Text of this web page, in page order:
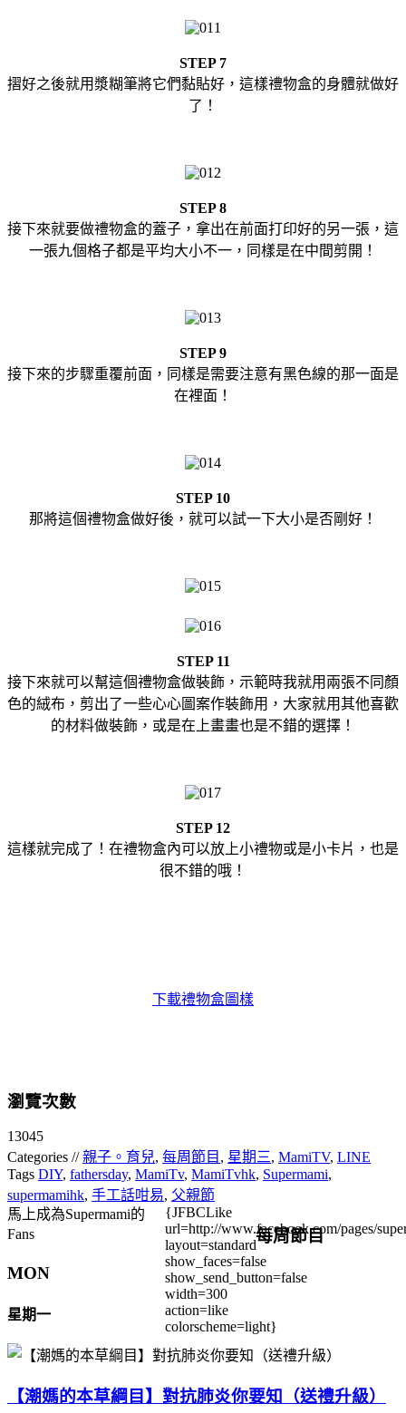
STEP 7
摺好之後就用漿糊筆將它們黏貼好，這樣禮物盒的身體就做好
了！
STEP 8
接下來就要做禮物盒的蓋子，拿出在前面打印好的另一張，這
一張九個格子都是平均大小不一，同樣是在中間剪開！
STEP 9
接下來的步驟重覆前面，同樣是需要注意有黑色線的那一面是
在裡面！
STEP 10
那將這個禮物盒做好後，就可以試一下大小是否剛好！
STEP 11
接下來就可以幫這個禮物盒做裝飾，示範時我就用兩張不同顏
色的絨布，剪出了一些心心圖案作裝飾用，大家就用其他喜歡
的材料做裝飾，或是在上畫畫也是不錯的選擇！
STEP 12
這樣就完成了！在禮物盒內可以放上小禮物或是小卡片，也是
很不錯的哦！
下載禮物盒圖樣
瀏覽次數
13045
Categories //親子。育兒, 每周節目 , 星期三, MamiTV, LINE
Tags DIY, fathersday, MamiTv, MamiTvhk, Supermami,
supermamihk, 手工話咁易, 父親節
馬上成為Supermami的
Fans
{JFBCLike
url=http://www.facebook.com/pages/
layout=standard
show_faces=false
show_send_button=false
width=300
action=like
colorscheme=light}
每周節目
MON
星期一
【潮媽的本草綱目】對抗肺炎你要知（送禮升級）